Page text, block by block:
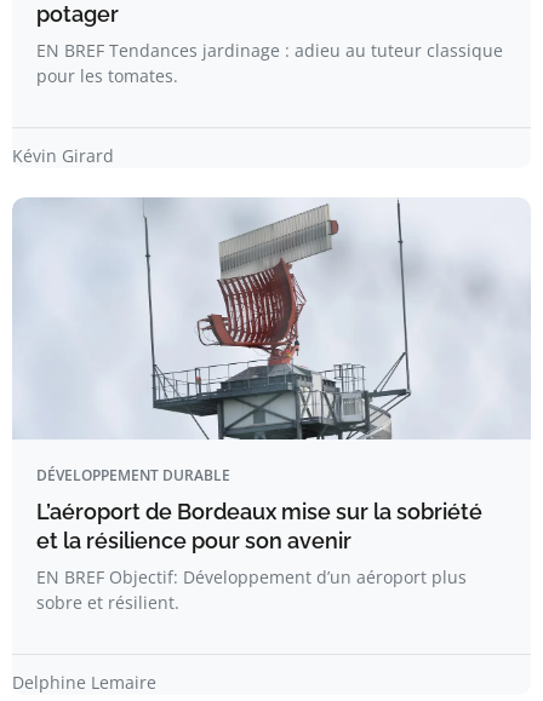
potager
EN BREF Tendances jardinage : adieu au tuteur classique
pour les tomates.
Kévin Girard
DÉVELOPPEMENT DURABLE
L’aéroport de Bordeaux mise sur la sobriété
et la résilience pour son avenir
EN BREF Objectif: Développement d’un aéroport plus
sobre et résilient.
Delphine Lemaire